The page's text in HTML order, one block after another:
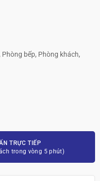
bếp, Phòng khách,
TRỰC TIẾP
trong vòng 5 phút)